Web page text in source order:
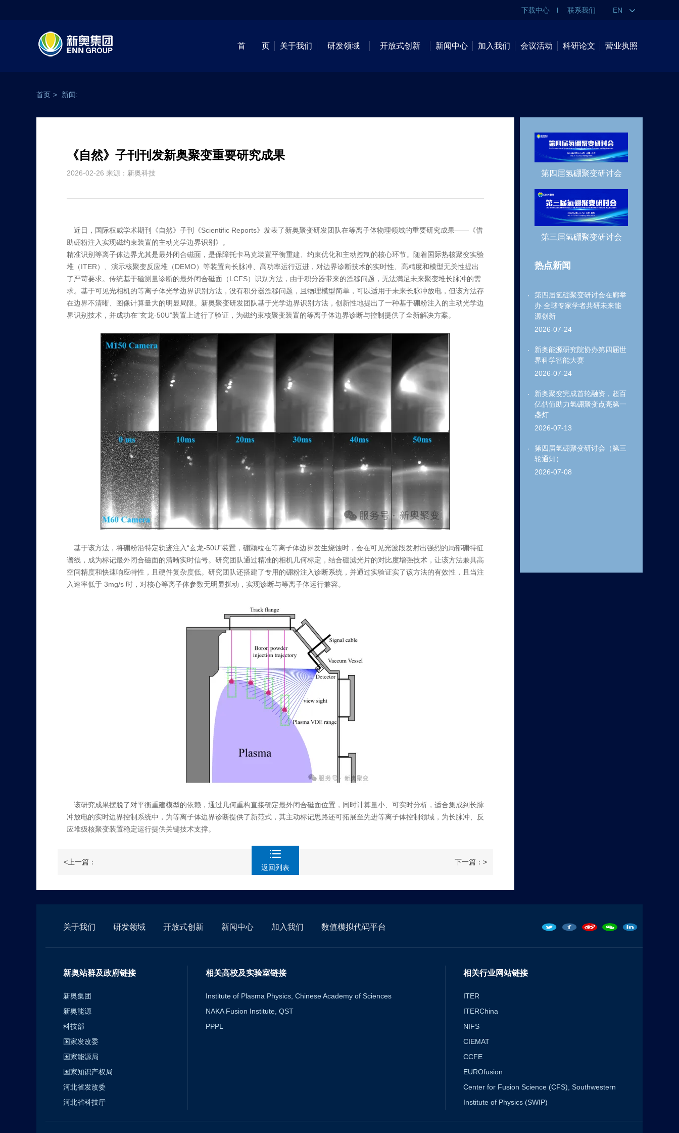
下载中心 联系我们 EN
首 页 关于我们 研发领域 开放式创新 新闻中心 加入我们 会议活动 科研论文 营业执照
首页 > 新闻:
《自然》子刊刊发新奥聚变重要研究成果
2026-02-26 来源：新奥科技
近日，国际权威学术期刊《自然》子刊《Scientific Reports》发表了新奥聚变研发团队在等离子体物理领域的重要研究成果——《借
助硼粉注入实现磁约束装置的主动光学边界识别》。
精准识别等离子体边界尤其是最外闭合磁面，是保障托卡马克装置平衡重建、约束优化和主动控制的核心环节。随着国际热核聚变实验
堆（ITER）、演示核聚变反应堆（DEMO）等装置向长脉冲、高功率运行迈进，对边界诊断技术的实时性、高精度和模型无关性提出
了严苛要求。传统基于磁测量诊断的最外闭合磁面（LCFS）识别方法，由于积分器带来的漂移问题，无法满足未来聚变堆长脉冲的需
求。基于可见光相机的等离子体光学边界识别方法，没有积分器漂移问题，且物理模型简单，可以适用于未来长脉冲放电，但该方法存
在边界不清晰、图像计算量大的明显局限。新奥聚变研发团队基于光学边界识别方法，创新性地提出了一种基于硼粉注入的主动光学边
界识别技术，并成功在“玄龙-50U”装置上进行了验证，为磁约束核聚变装置的等离子体边界诊断与控制提供了全新解决方案。
基于该方法，将硼粉沿特定轨迹注入“玄龙-50U”装置，硼颗粒在等离子体边界发生烧蚀时，会在可见光波段发射出强烈的局部硼特征
谱线，成为标记最外闭合磁面的清晰实时信号。研究团队通过精准的相机几何标定，结合硼滤光片的对比度增强技术，让该方法兼具高
空间精度和快速响应特性，且硬件复杂度低。研究团队还搭建了专用的硼粉注入诊断系统，并通过实验证实了该方法的有效性，且当注
入速率低于 3mg/s 时，对核心等离子体参数无明显扰动，实现诊断与等离子体运行兼容。
该研究成果摆脱了对平衡重建模型的依赖，通过几何重构直接确定最外闭合磁面位置，同时计算量小、可实时分析，适合集成到长脉
冲放电的实时边界控制系统中，为等离子体边界诊断提供了新范式，其主动标记思路还可拓展至先进等离子体控制领域，为长脉冲、反
应堆级核聚变装置稳定运行提供关键技术支撑。
<上一篇：
返回列表
下一篇：>
第四届氢硼聚变研讨会
第三届氢硼聚变研讨会
热点新闻
第四届氢硼聚变研讨会在廊举
办 全球专家学者共研未来能
源创新
2026-07-24
新奥能源研究院协办第四届世
界科学智能大赛
2026-07-24
新奥聚变完成首轮融资，超百
亿估值助力氢硼聚变点亮第一
盏灯
2026-07-13
第四届氢硼聚变研讨会（第三
轮通知）
2026-07-08
关于我们 研发领域 开放式创新 新闻中心 加入我们 数值模拟代码平台
新奥站群及政府链接
新奥集团
新奥能源
科技部
国家发改委
国家能源局
国家知识产权局
河北省发改委
河北省科技厅
相关高校及实验室链接
Institute of Plasma Physics, Chinese Academy of Sciences
NAKA Fusion Institute, QST
PPPL
相关行业网站链接
ITER
ITERChina
NIFS
CIEMAT
CCFE
EUROfusion
Center for Fusion Science (CFS), Southwestern
Institute of Physics (SWIP)